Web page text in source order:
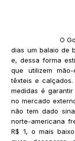
O
dias um balaio de
e, dessa forma
que utilizem
têxteis e
medidas é
no mercado
não tem dado
norte-americana
R$ 1, o mais